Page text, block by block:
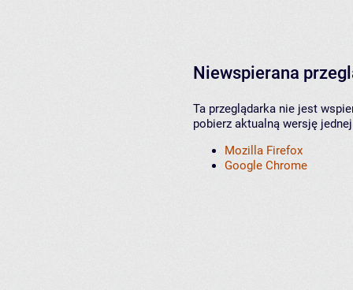
Niewspierana
Ta przeglądarka nie jest
pobierz aktualną wersję
Mozilla Firefox
Google Chrome